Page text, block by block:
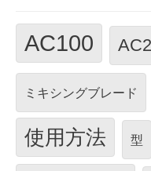
AC100
ミキシングブレード
使用方法 型